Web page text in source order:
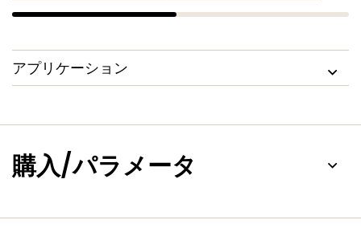
アプリケーション
購入/パラメータ